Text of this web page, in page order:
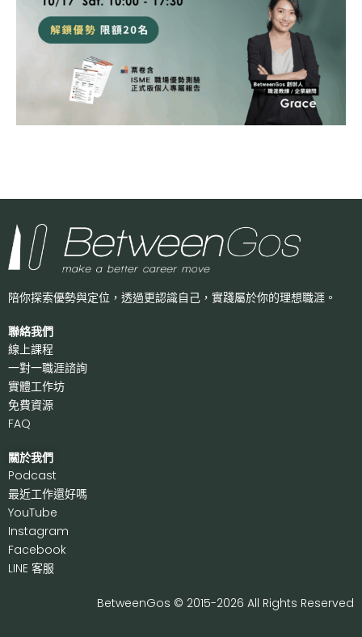
陪你探索優勢與定位，透過更認識自己， 實踐屬於你的理想職涯。
聯絡我們
線上課程
一對一職涯諮詢
實體工作坊
免費資源
FAQ
關於我們
Podcast
最近工作還好嗎
YouTube
Instagram
Facebook
LINE 客服
BetweenGos © 2015-2026 All Rights Reserved